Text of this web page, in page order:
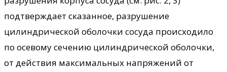
подтверждает сказанное, разрушение
цилиндрической оболочки сосуда происходило
по осевому сечению цилиндрической оболочки,
от действия максимальных напряжений от